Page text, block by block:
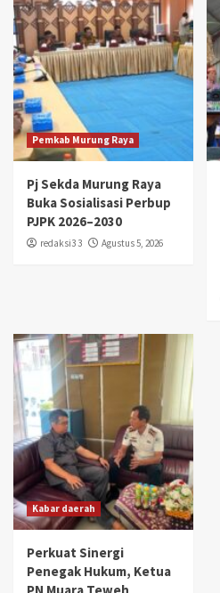
Pemkab Murung Raya
Pj Sekda Murung Raya
Buka Sosialisasi Perbup
PJPK 2026–2030
redaksi3 3 Agustus 5, 2026
Kabar daerah
Perkuat Sinergi
Penegak Hukum, Ketua
PN Muara Teweh